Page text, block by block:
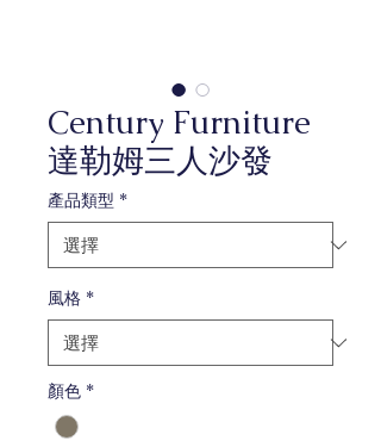
Century Furniture
達勒姆三人沙發
產品類型 *
風格 *
顏色 *